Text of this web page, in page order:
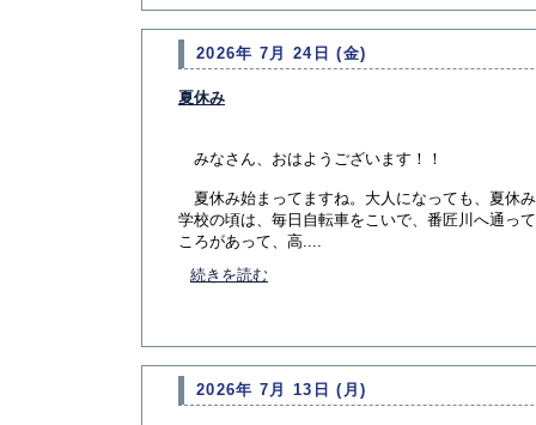
2026年 7月 24日 (金)
夏休み
みなさん、おはようございます！！
夏休み始まってますね。大人になっても、夏休
学校の頃は、毎日自転車をこいで、番匠川へ通っ
ころがあって、高....
続きを読む
2026年 7月 13日 (月)